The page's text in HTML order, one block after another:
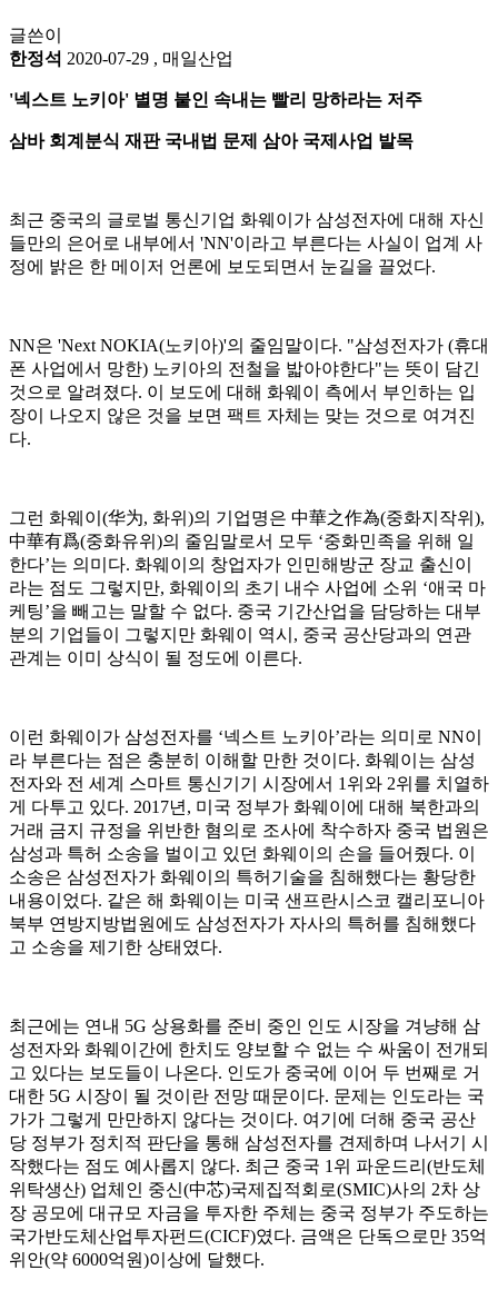
글쓴이
한정석 2020-07-29 , 매일산업
'넥스트 노키아' 별명 붙인 속내는 빨리 망하라는 저주
삼바 회계분식 재판 국내법 문제 삼아 국제사업 발목
최근 중국의 글로벌 통신기업 화웨이가 삼성전자에 대해 자신
들만의 은어로 내부에서 'NN'이라고 부른다는 사실이 업계 사
정에 밝은 한 메이저 언론에 보도되면서 눈길을 끌었다.
NN은 'Next NOKIA(노키아)'의 줄임말이다. "삼성전자가 (휴대
폰 사업에서 망한) 노키아의 전철을 밟아야한다"는 뜻이 담긴
것으로 알려졌다. 이 보도에 대해 화웨이 측에서 부인하는 입
장이 나오지 않은 것을 보면 팩트 자체는 맞는 것으로 여겨진
다.
그런 화웨이(华为, 화위)의 기업명은 中華之作為(중화지작위),
中華有爲(중화유위)의 줄임말로서 모두 ‘중화민족을 위해 일
한다’는 의미다. 화웨이의 창업자가 인민해방군 장교 출신이
라는 점도 그렇지만, 화웨이의 초기 내수 사업에 소위 ‘애국 마
케팅’을 빼고는 말할 수 없다. 중국 기간산업을 담당하는 대부
분의 기업들이 그렇지만 화웨이 역시, 중국 공산당과의 연관
관계는 이미 상식이 될 정도에 이른다.
이런 화웨이가 삼성전자를 ‘넥스트 노키아’라는 의미로 NN이
라 부른다는 점은 충분히 이해할 만한 것이다. 화웨이는 삼성
전자와 전 세계 스마트 통신기기 시장에서 1위와 2위를 치열하
게 다투고 있다. 2017년, 미국 정부가 화웨이에 대해 북한과의
거래 금지 규정을 위반한 혐의로 조사에 착수하자 중국 법원은
삼성과 특허 소송을 벌이고 있던 화웨이의 손을 들어줬다. 이
소송은 삼성전자가 화웨이의 특허기술을 침해했다는 황당한
내용이었다. 같은 해 화웨이는 미국 샌프란시스코 캘리포니아
북부 연방지방법원에도 삼성전자가 자사의 특허를 침해했다
고 소송을 제기한 상태였다.
최근에는 연내 5G 상용화를 준비 중인 인도 시장을 겨냥해 삼
성전자와 화웨이간에 한치도 양보할 수 없는 수 싸움이 전개되
고 있다는 보도들이 나온다. 인도가 중국에 이어 두 번째로 거
대한 5G 시장이 될 것이란 전망 때문이다. 문제는 인도라는 국
가가 그렇게 만만하지 않다는 것이다. 여기에 더해 중국 공산
당 정부가 정치적 판단을 통해 삼성전자를 견제하며 나서기 시
작했다는 점도 예사롭지 않다. 최근 중국 1위 파운드리(반도체
위탁생산) 업체인 중신(中芯)국제집적회로(SMIC)사의 2차 상
장 공모에 대규모 자금을 투자한 주체는 중국 정부가 주도하는
국가반도체산업투자펀드(CICF)였다. 금액은 단독으로만 35억
위안(약 6000억원)이상에 달했다.